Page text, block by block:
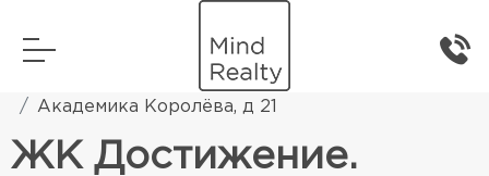
Элитная жилая недвижимость
Академика Королёва, д 21
ЖК Достижение.